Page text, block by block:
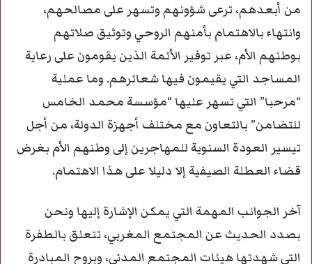
من أبعدهم، ترعى شؤونهم وتسهر على مصالحهم،
وانتهاء بالاهتمام بأمنهم الروحي وتوثيق صلاتهم
بوطنهم الأم، عبر توفير الأئمة الذين يقومون على رعاية
المساجد التي يقيمون فيها شعائرهم. وما عملية
“مرحبا” التي تسهر عليها “مؤسسة محمد الخامس
للتضامن” بالتعاون مع مختلف أجهزة الدولة، من أجل
تيسير العودة السنوية للمهاجرين إلى وطنهم الأم بغرض
قضاء العطلة الصيفية إلا دليلا على هذا الاهتمام.
آخر الجوانب المهمة التي يمكن الإشارة إليها ونحن
بصدد الحديث عن المجتمع المغربي، تتعلق بالطفرة
التي شهدتها هيئات المجتمع المدني، وبروح المبادرة